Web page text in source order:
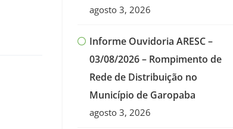
agosto 3, 2026
Informe Ouvidoria ARESC –
03/08/2026 – Rompimento de
Rede de Distribuição no
Município de Garopaba
agosto 3, 2026